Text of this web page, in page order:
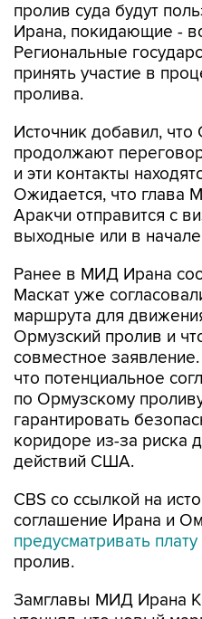
пролив суда будут
Ирана, покидающие -
Региональные
принять участие в
пролива.
Источник добавил,
продолжают
и эти контакты
Ожидается, что глава
Аракчи отправится с
выходные или в
Ранее в МИД Ирана
Маскат уже
маршрута для
Ормузский пролив и
совместное
что потенциальное
по Ормузскому
гарантировать
коридоре из-за риска
действий США.
CBS со ссылкой на
соглашение Ирана и
предусматривать плату
пролив.
Замглавы МИД Ирана